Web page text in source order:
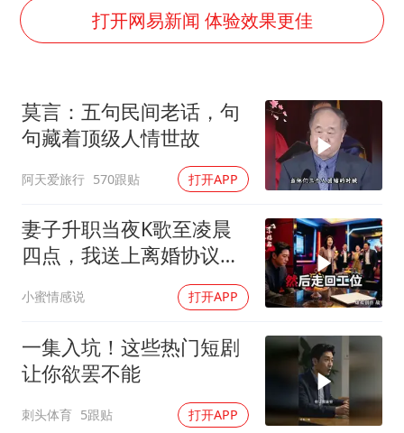
台风灿鸿未来对中国无影响
“中国蔬菜之乡”最高温达41.8℃
东方之约 相约未来
打开网易新闻 体验效果更佳
莫言：五句民间老话，句
句藏着顶级人情世故
阿天爱旅行 570跟贴 打开APP
妻子升职当夜K歌至凌晨
四点，我送上离婚协议果
盘，隔天她拦在公司门
口：我们谈谈
小蜜情感说 打开APP
一集入坑！这些热门短剧
让你欲罢不能
刺头体育 5跟贴 打开APP